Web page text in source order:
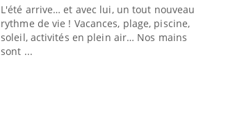
L'été arrive… et avec lui, un tout nouveau
rythme de vie ! Vacances, plage, piscine,
soleil, activités en plein air… Nos mains
sont ...